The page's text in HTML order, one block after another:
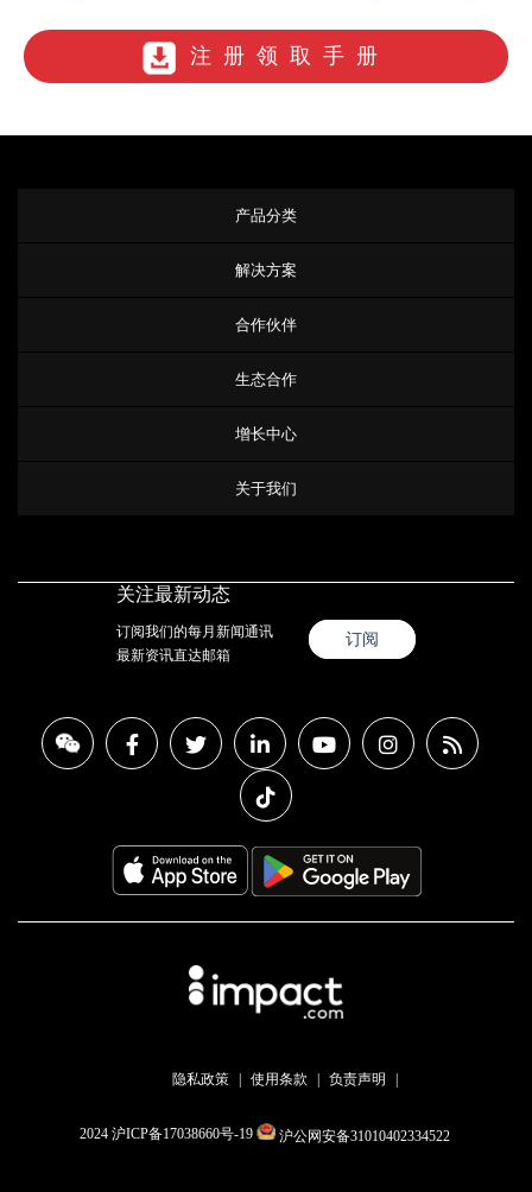
注册领取手册
产品分类
解决方案
合作伙伴
生态合作
增长中心
关于我们
关注最新动态
订阅我们的每月新闻通讯
最新资讯直达邮箱
订阅
2024 沪ICP备17038660号-19 沪公网安备31010402334522
隐私政策 使用条款 负责声明